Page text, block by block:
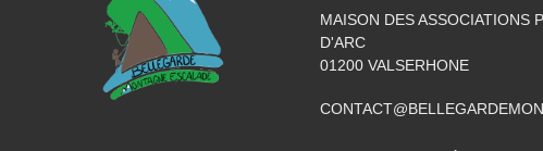
MAISON DES ASSOCIATIONS
D'ARC
01200 VALSERHONE